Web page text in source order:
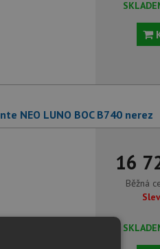
NEO LUNO BOC B740 nerez
16
Běžná